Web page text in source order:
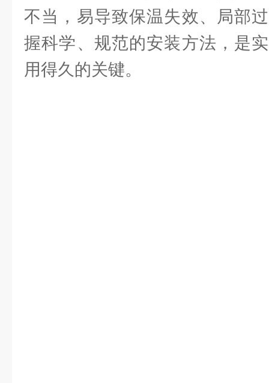
不当，易导致保温失效、局部
握科学、规范的安装方法，是
用得久的关键。